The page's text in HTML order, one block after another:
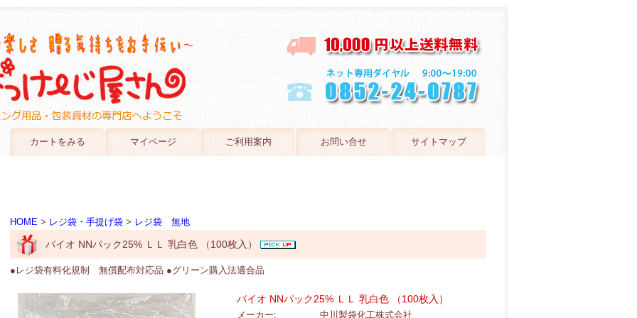
カートをみる マイページ ご利用案内 お問い合せ サイトマップ
HOME > レジ袋・手提げ袋 > レジ袋 無地
バイオ NNパック25% ＬＬ 乳白色 （100枚入）
●レジ袋有料化規制 無償配布対応品 ●グリーン購入法適合品
バイオ NNパック25% ＬＬ 乳白色 （100枚入）
メーカー: 中川製袋化工株式会社